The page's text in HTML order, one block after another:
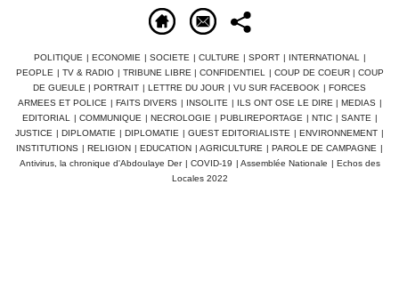
POLITIQUE | ECONOMIE | SOCIETE | CULTURE | SPORT | INTERNATIONAL |
PEOPLE | TV & RADIO | TRIBUNE LIBRE | CONFIDENTIEL | COUP DE COEUR | COUP
DE GUEULE | PORTRAIT | LETTRE DU JOUR | VU SUR FACEBOOK | FORCES
ARMEES ET POLICE | FAITS DIVERS | INSOLITE | ILS ONT OSE LE DIRE | MEDIAS |
EDITORIAL | COMMUNIQUE | NECROLOGIE | PUBLIREPORTAGE | NTIC | SANTE |
JUSTICE | DIPLOMATIE | DIPLOMATIE | GUEST EDITORIALISTE | ENVIRONNEMENT |
INSTITUTIONS | RELIGION | EDUCATION | AGRICULTURE | PAROLE DE CAMPAGNE |
Antivirus, la chronique d'Abdoulaye Der | COVID-19 | Assemblée Nationale | Echos des
Locales 2022